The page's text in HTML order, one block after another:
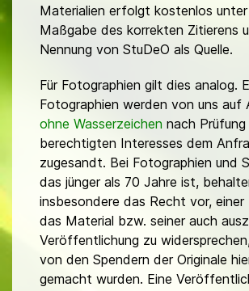
Materialien erfolgt kostenlos
Maßgabe des korrekten Zitierens
Nennung von StuDeO als Quelle.
Für Fotographien gilt dies analog.
Fotographien werden von uns auf
ohne Wasserzeichen nach Prüfung
berechtigten Interesses dem
zugesandt. Bei Fotographien und
das jünger als 70 Jahre ist,
insbesondere das Recht vor, einer
das Material bzw. seiner auch
Veröffentlichung zu
von den Spendern der Originale
gemacht wurden. Eine